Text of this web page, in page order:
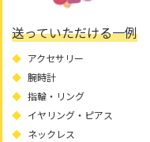
送っていただける一例
アクセサリー
腕時計
指輪・リング
イヤリング・ピアス
ネックレス